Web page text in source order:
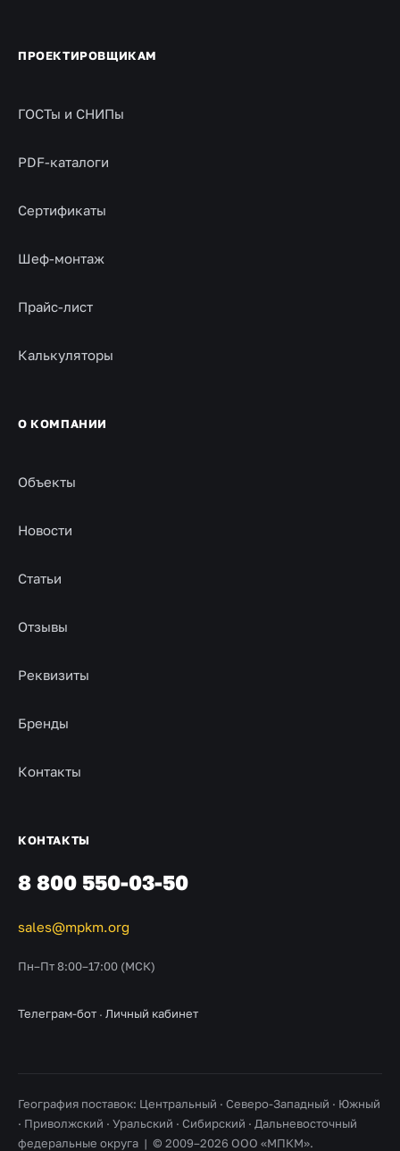
ПРОЕКТИРОВЩИКАМ
ГОСТы и СНИПы
PDF-каталоги
Сертификаты
Шеф-монтаж
Прайс-лист
Калькуляторы
О КОМПАНИИ
Объекты
Новости
Статьи
Отзывы
Реквизиты
Бренды
Контакты
КОНТАКТЫ
8 800 550-03-50
sales@mpkm.org
Пн–Пт 8:00–17:00 (МСК)
Телеграм-бот · Личный кабинет
География поставок: Центральный · Северо-Западный · Южный
· Приволжский · Уральский · Сибирский · Дальневосточный
федеральные округа | © 2009–2026 ООО «МПКМ».